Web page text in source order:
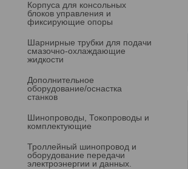
Корпуса для консольных
блоков управления и
фиксирующие опоры
Шарнирные трубки для подачи
cмазочно-охлаждающие
жидкости
Дополнительное
оборудование/оснастка
станков
Шинопроводы, Токопроводы и
комплектующие
Троллейный шинопровод и
оборудование передачи
электроэнергии и данных.